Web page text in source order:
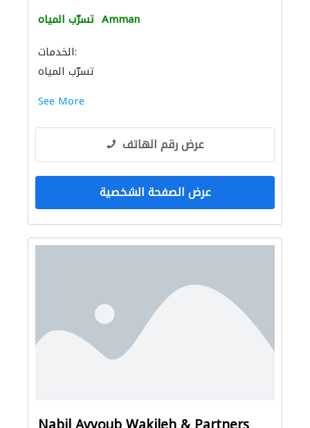
تسرّب المياه Amman
الخدمات:
تسرّب المياه
See More
عرض رقم الهاتف
عرض الصفحة الشخصية